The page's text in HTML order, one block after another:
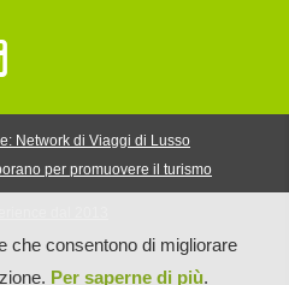
che consentono di migliorare
Per saperne di più.
Network di Viaggi di Lusso
per promuovere il turismo